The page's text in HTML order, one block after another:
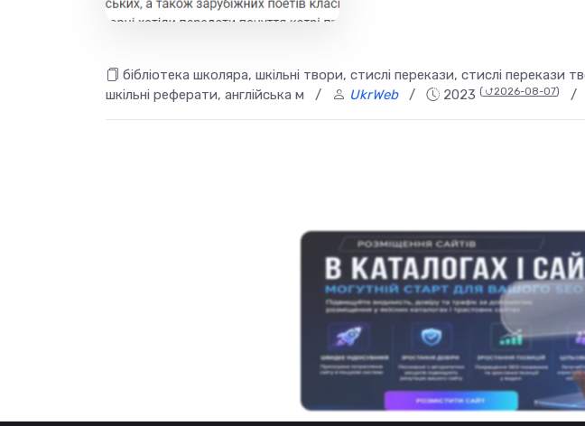
бібліотека школяра, шкільні твори, стислі перекази, стислі перекази
шкільні реферати, англійська м / UkrWeb/ 2023 ( ⮍2026-08-07) /